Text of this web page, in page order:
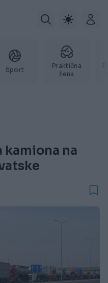
Sport
Praktična
žena
kamiona na